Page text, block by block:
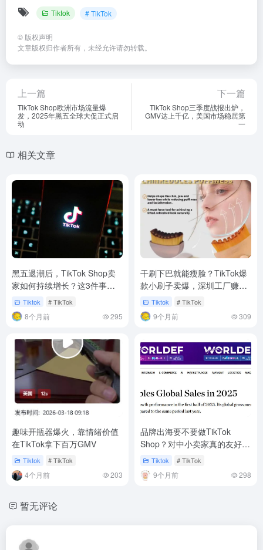
Tiktok # TikTok
© 版权声明
文章版权归作者所有，未经允许请勿转载。
上一篇
TikTok Shop欧洲市场流量爆
发，2025年黑五全球大促正式启
动
下一篇
TikTok Shop三季度战报出炉，
GMV达上千亿，美国市场稳居第
一
相关文章
黑五退潮后，TikTok Shop卖
家如何持续增长？这3件事比
冲刺圣诞更重要
Tiktok # TikTok
8个月前 295
干刷下巴就能瘦脸？TikTok爆
款小刷子卖爆，深圳工厂赚翻
了！Tiktok # TikTok
9个月前 309
趣味开瓶器爆火，靠情绪价值
在TikTok拿下百万GMV
Tiktok # TikTok
4个月前 203
品牌出海要不要做TikTok
Shop？对中小卖家真的友好
吗？Tiktok # TikTok
9个月前 298
暂无评论